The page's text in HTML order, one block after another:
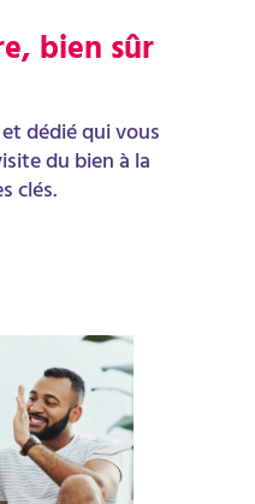
bien sûr
dédié qui vous
du bien à la
clés.